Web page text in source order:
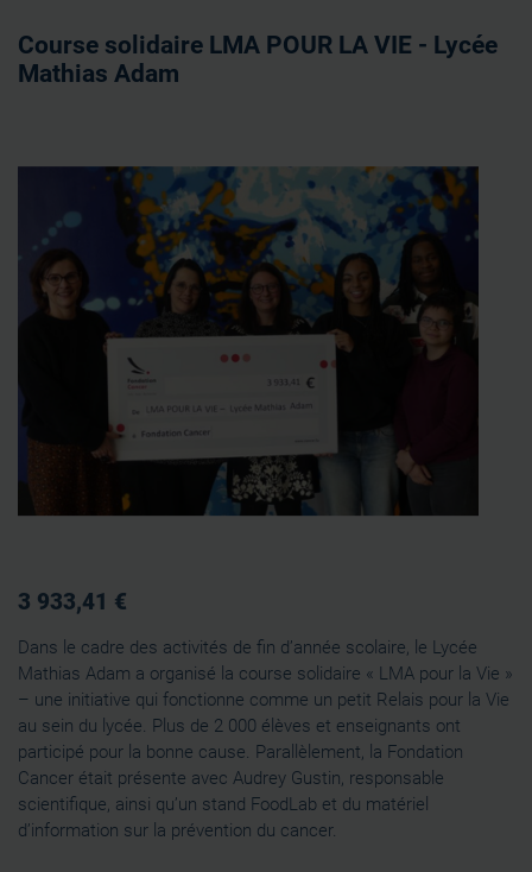
Course solidaire LMA POUR LA VIE - Lycée
Mathias Adam
3 933,41 €
Dans le cadre des activités de fin d’année scolaire, le Lycée
Mathias Adam a organisé la course solidaire « LMA pour la Vie »
– une initiative qui fonctionne comme un petit Relais pour la Vie
au sein du lycée. Plus de 2 000 élèves et enseignants ont
participé pour la bonne cause. Parallèlement, la Fondation
Cancer était présente avec Audrey Gustin, responsable
scientifique, ainsi qu’un stand FoodLab et du matériel
d’information sur la prévention du cancer.